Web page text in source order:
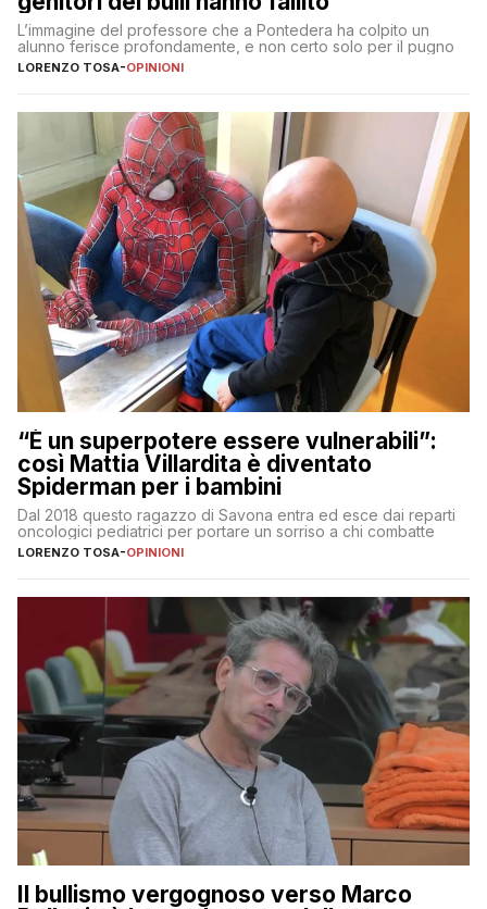
L’immagine del professore che a Pontedera ha colpito un
alunno ferisce profondamente, e non certo solo per il pugno
LORENZO TOSA-OPINIONI
“È un superpotere essere vulnerabili”:
così Mattia Villardita è diventato
Spiderman per i bambini
Dal 2018 questo ragazzo di Savona entra ed esce dai reparti
oncologici pediatrici per portare un sorriso a chi combatte
LORENZO TOSA-OPINIONI
Il bullismo vergognoso verso Marco